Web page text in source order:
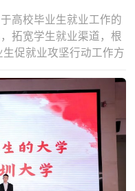
高校毕业生就业工作的
拓宽学生就业渠道，根
促就业攻坚行动工作方
业”专项行动。此次活动
师生代表10余名共同参
带领下参观了湖心岛图